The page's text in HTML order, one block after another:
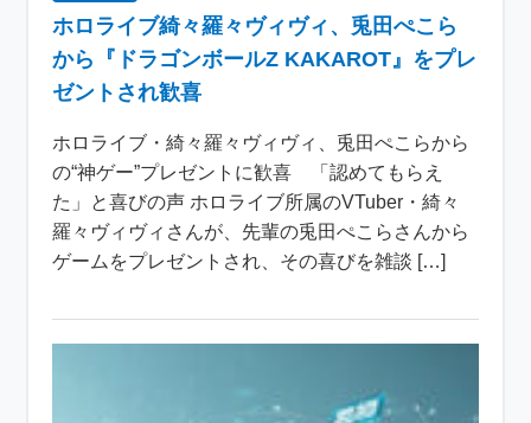
ホロライブ綺々羅々ヴィヴィ、兎田ぺこら
から『ドラゴンボールZ KAKAROT』をプレ
ゼントされ歓喜
ホロライブ・綺々羅々ヴィヴィ、兎田ぺこらから
の“神ゲー”プレゼントに歓喜 「認めてもらえ
た」と喜びの声 ホロライブ所属のVTuber・綺々
羅々ヴィヴィさんが、先輩の兎田ぺこらさんから
ゲームをプレゼントされ、その喜びを雑談 […]